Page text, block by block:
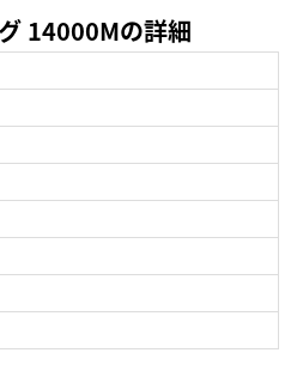
14000Mの詳細